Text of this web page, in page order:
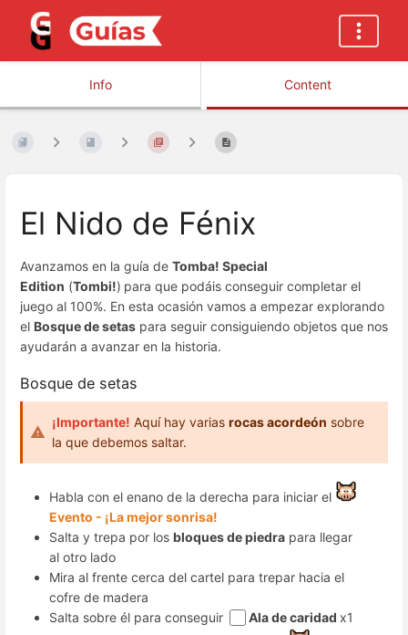
Info Content
El Nido de Fénix
Avanzamos en la guía de Tomba! Special
Edition (Tombi!) para que podáis conseguir completar el
juego al 100%. En esta ocasión vamos a empezar explorando
el Bosque de setas para seguir consiguiendo objetos que nos
ayudarán a avanzar en la historia.
Bosque de setas
¡Importante! Aquí hay varias rocas acordeón sobre
la que debemos saltar.
Habla con el enano de la derecha para iniciar el
Evento - ¡La mejor sonrisa!
Salta y trepa por los bloques de piedra para llegar
al otro lado
Mira al frente cerca del cartel para trepar hacia el
cofre de madera
Salta sobre él para conseguir
Ala de caridad x1